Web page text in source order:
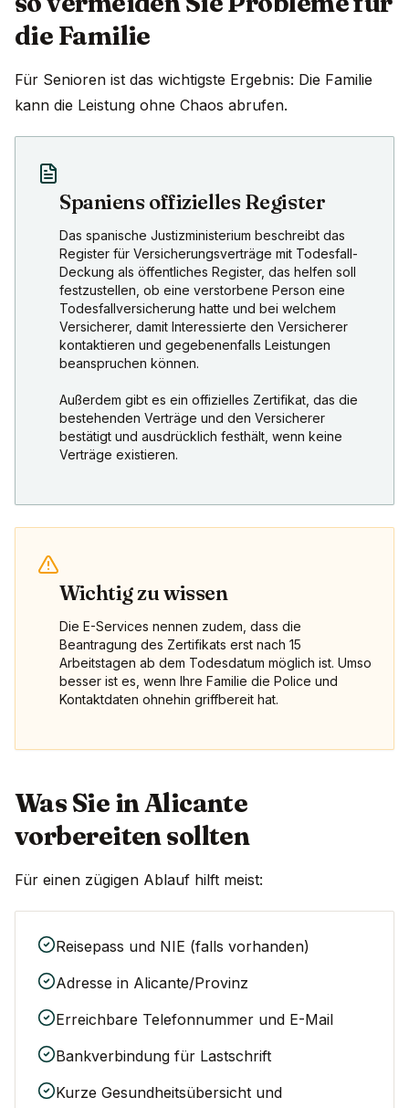
die Familie
Für Senioren ist das wichtigste Ergebnis: Die Familie
kann die Leistung ohne Chaos abrufen.
Spaniens offizielles Register
Das spanische Justizministerium beschreibt das
Register für Versicherungsverträge mit Todesfall-
Deckung als öffentliches Register, das helfen soll
festzustellen, ob eine verstorbene Person eine
Todesfallversicherung hatte und bei welchem
Versicherer, damit Interessierte den Versicherer
kontaktieren und gegebenenfalls Leistungen
beanspruchen können.
Außerdem gibt es ein offizielles Zertifikat, das die
bestehenden Verträge und den Versicherer
bestätigt und ausdrücklich festhält, wenn keine
Verträge existieren.
Wichtig zu wissen
Die E-Services nennen zudem, dass die
Beantragung des Zertifikats erst nach 15
Arbeitstagen ab dem Todesdatum möglich ist. Umso
besser ist es, wenn Ihre Familie die Police und
Kontaktdaten ohnehin griffbereit hat.
Was Sie in Alicante
vorbereiten sollten
Für einen zügigen Ablauf hilft meist:
Reisepass und NIE (falls vorhanden)
Adresse in Alicante/Provinz
Erreichbare Telefonnummer und E-Mail
Bankverbindung für Lastschrift
Kurze Gesundheitsübersicht und